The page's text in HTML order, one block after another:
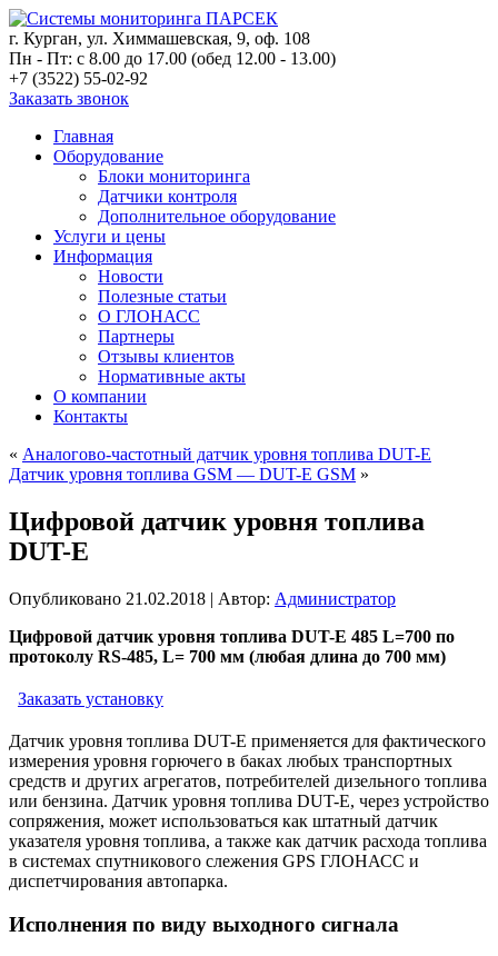
г. Курган, ул. Химмашевская, 9, оф. 108
Пн - Пт: с 8.00 до 17.00 (обед 12.00 - 13.00)
+7 (3522) 55-02-92
Заказать звонок
Главная
Оборудование
Блоки мониторинга
Датчики контроля
Дополнительное оборудование
Услуги и цены
Информация
Новости
Полезные статьи
О ГЛОНАСС
Партнеры
Отзывы клиентов
Нормативные акты
О компании
Контакты
« Аналогово-частотный датчик уровня топлива DUT-E
Датчик уровня топлива GSM — DUT-E GSM »
Цифровой датчик уровня топлива
DUT-E
Опубликовано 21.02.2018 | Автор: Администратор
Цифровой датчик уровня топлива DUT-E 485 L=700 по
протоколу RS-485, L= 700 мм (любая длина до 700 мм)
Заказать установку
Датчик уровня топлива DUT-E применяется для фактического
измерения уровня горючего в баках любых транспортных
средств и других агрегатов, потребителей дизельного топлива
или бензина. Датчик уровня топлива DUT-E, через устройство
сопряжения, может использоваться как штатный датчик
указателя уровня топлива, а также как датчик расхода топлива
в системах спутникового слежения GPS ГЛОНАСС и
диспетчирования автопарка.
Исполнения по виду выходного сигнала